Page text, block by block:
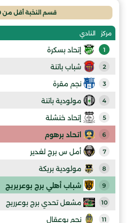
قسم النخبة أقل من 20 سنة
مركز النادي
1 إتحاد بسكرة
2 شباب باتنة
3 نجم مقرة
4 مولودية باتنة
5 إتحاد خنشلة
6 اتحاد برهوم
7 أمل س برج لغدير
8 مولودية بريكة
9 شباب أهلي برج بوعريريج
10 مشعل تحدي برج بوعرريج
11 نجم بوعقال